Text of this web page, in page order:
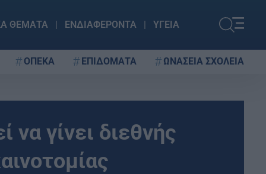
ΘΕΜΑΤΑ ΕΝΔΙΑΦΕΡΟΝΤΑ ΥΓΕΙΑ
ΟΠΕΚΑ ΕΠΙΔΟΜΑΤΑ ΩΝΑΣΕΙΑ ΣΧΟΛΕΙΑ
γίνει διεθνής